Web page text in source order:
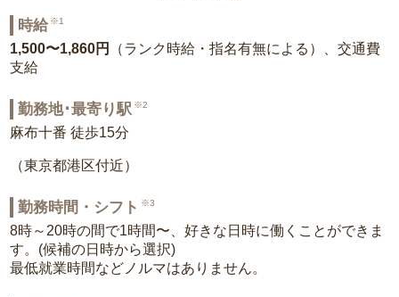
時給 ※1
1,500〜1,860円
（ランク時給・指名有無による）、交通費
支給
勤務地･最寄り駅 ※2
麻布十番 徒歩15分
（東京都港区付近）
勤務時間・シフト ※3
8時～20時の間で1時間〜、好きな日時に働くことができま
す。(候補の日時から選択)
最低就業時間などノルマはありません。